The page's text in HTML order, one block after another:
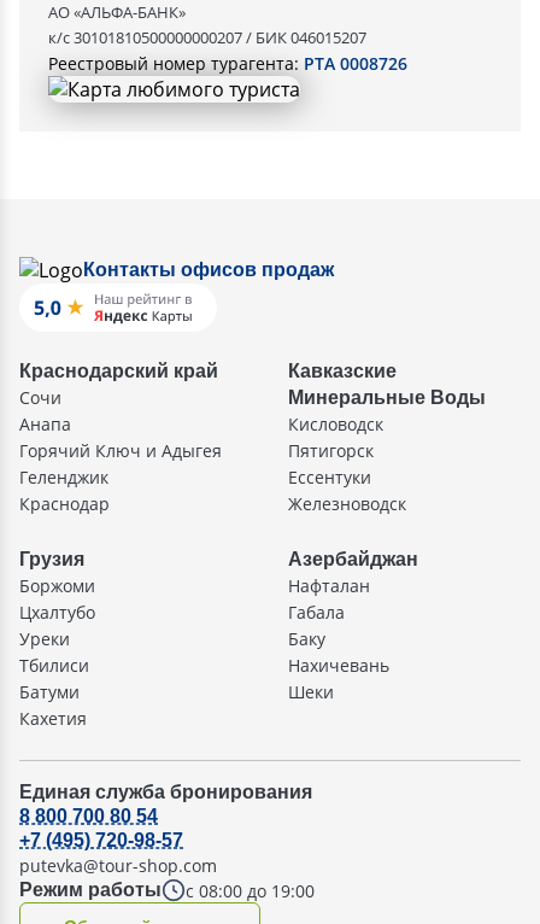
АО «АЛЬФА-БАНК»
к/с 30101810500000000207 / БИК 046015207
Реестровый номер турагента: РТА 0008726
Контакты офисов продаж
Краснодарский край
Сочи
Анапа
Горячий Ключ и Адыгея
Геленджик
Краснодар
Кавказские
Минеральные Воды
Кисловодск
Пятигорск
Ессентуки
Железноводск
Грузия
Боржоми
Цхалтубо
Уреки
Тбилиси
Батуми
Кахетия
Азербайджан
Нафталан
Габала
Баку
Нахичевань
Шеки
Единая служба бронирования
Режим работы с 08:00 до 19:00
8 800 700 80 54
+7 (495) 720-98-57
putevka@tour-shop.com